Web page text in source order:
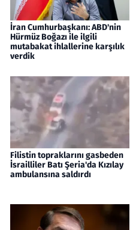
İran Cumhurbaşkanı: ABD'nin
Hürmüz Boğazı ile ilgili
mutabakat ihlallerine karşılık
verdik
Filistin topraklarını gasbeden
İsrailliler Batı Şeria'da Kızılay
ambulansına saldırdı